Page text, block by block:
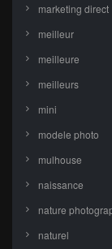
marketing direct
meilleur
meilleure
meilleurs
mini
modele photo
mulhouse
naissance
nature
naturel